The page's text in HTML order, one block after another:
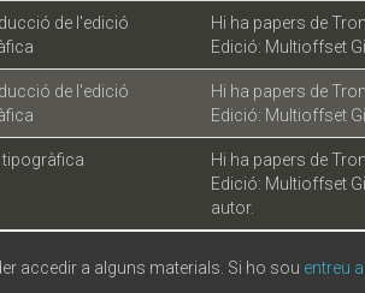
de l'edició
Hi ha papers de
Edició: Multioffset
de l'edició
Hi ha papers de
Edició: Multioffset
tipogràfica
Hi ha papers de
Edició: Multioffset
autor.
accedir a alguns materials. Si ho sou entreu